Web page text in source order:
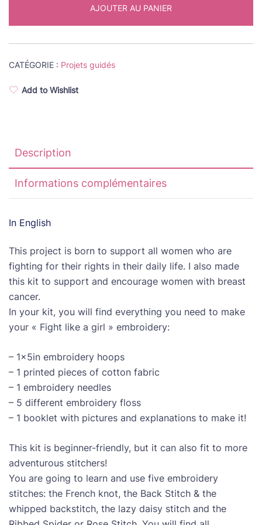
broderie
Bats
toi
AJOUTER AU PANIER
CATÉGORIE : Projets guidés
Add to Wishlist
Description
Informations complémentaires
In English
This project is born to support all women who are
fighting for their rights in their daily life. I also made
this kit to support and encourage women with breast
cancer.
In your kit, you will find everything you need to make
your « Fight like a girl » embroidery:
– 1x5in embroidery hoops
– 1 printed pieces of cotton fabric
– 1 embroidery needles
– 5 different embroidery floss
– 1 booklet with pictures and explanations to make it!
This kit is beginner-friendly, but it can also fit to more
adventurous stitchers!
You are going to learn and use five embroidery
stitches: the French knot, the Back Stitch & the
whipped backstitch, the lazy daisy stitch and the